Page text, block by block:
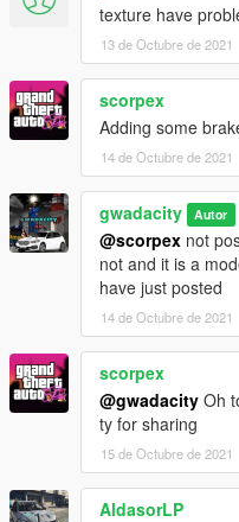
texture have
13 de Octubre de 2021
scorpex
Adding some
14 de Octubre de 2021
gwadacity Autor
@scorpex not
not and it is a
have just posted
14 de Octubre de 2021
scorpex
@gwadacity Oh
ty for sharing
15 de Octubre de 2021
AldasorLP